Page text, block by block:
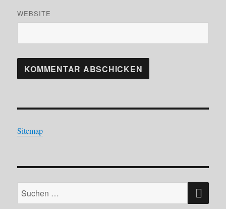
WEBSITE
Sitemap
Suchen
nach: